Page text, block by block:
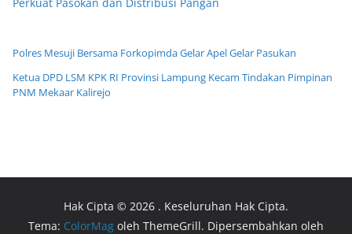
Perkuat Pasokan dan Distribusi Pangan
Polres Mesuji Bersama Forkopimda Gelar Apel Gelar Pasukan
Ketua DPD LSM KPK RI Provinsi Lampung Kecam Tindakan Pimpinan
PNM Mekaar Kalirejo
Hak Cipta © 2026 . Keseluruhan Hak Cipta.
Tema: ColorMag oleh ThemeGrill. Dipersembahkan oleh